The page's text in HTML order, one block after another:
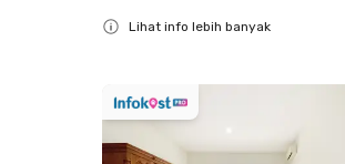
Lihat info lebih banyak